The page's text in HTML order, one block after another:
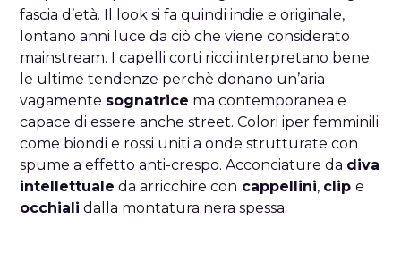
fascia d’età. Il look si fa quindi indie e originale,
lontano anni luce da ciò che viene considerato
mainstream. I capelli corti ricci interpretano bene
le ultime tendenze perchè donano un’aria
vagamente sognatrice ma contemporanea e
capace di essere anche street. Colori iper femminili
come biondi e rossi uniti a onde strutturate con
spume a effetto anti-crespo. Acconciature da diva
intellettuale da arricchire con cappellini, clipe
occhiali dalla montatura nera spessa.